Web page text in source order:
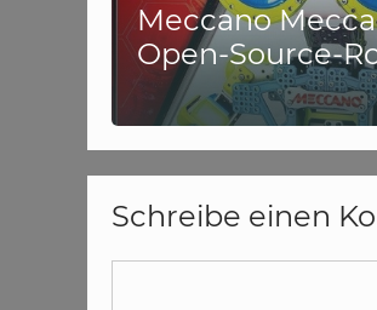
Meccano
Open-Source-
Schreibe einen